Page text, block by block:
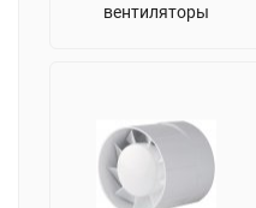
вентиляторы